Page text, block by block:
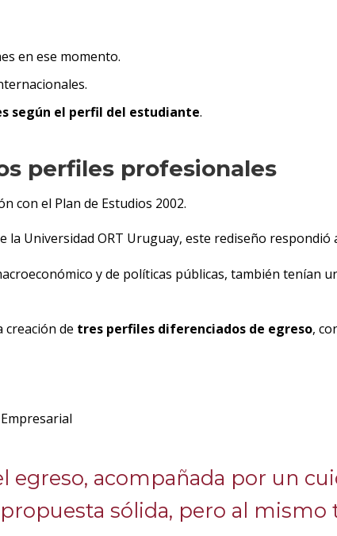
en ese momento.
según el perfil del estudiante.
perfiles profesionales
con el Plan de Estudios 2002.
Universidad ORT Uruguay, este rediseño respondió
y de políticas públicas, también tenían
creación de tres perfiles diferenciados de egreso,
egreso, acompañada por un
sólida, pero al mismo